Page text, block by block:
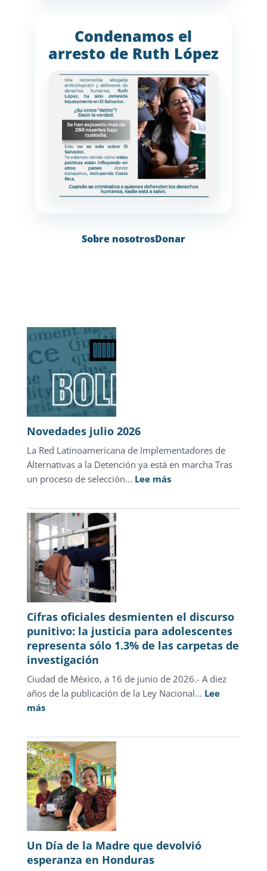
Condenamos el
arresto de Ruth López
Sobre nosotrosDonar
Novedades julio 2026
La Red Latinoamericana de Implementadores de
Alternativas a la Detención ya está en marcha Tras
un proceso de selección... Lee más:
julio
Cifras oficiales desmienten el discurso
punitivo: la justicia para adolescentes
representa sólo 1.3% de las carpetas de
investigación
Ciudad de México, a 16 de junio de 2026.- A diez
años de la publicación de la Ley Nacional... Lee
más:
oficiales
desmienten
el
discurso
punitivo:
la
justicia
adolescentes
representa
Un Día de la Madre que devolvió
esperanza en Honduras